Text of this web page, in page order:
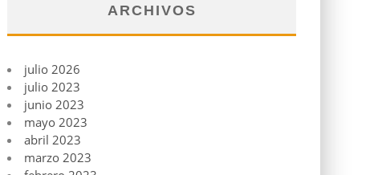
ARCHIVOS
julio 2026
julio 2023
junio 2023
mayo 2023
abril 2023
marzo 2023